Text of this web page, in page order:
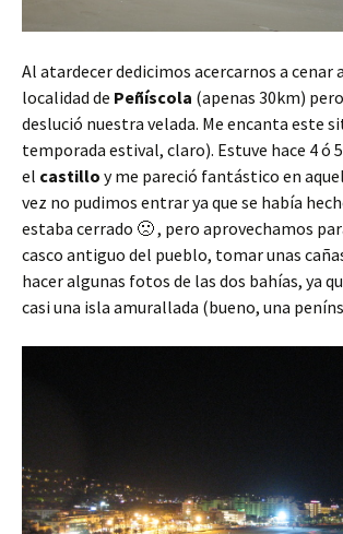
Al atardecer dedicimos acercarnos a cenar
localidad de Peñíscola (apenas 30km)
deslució nuestra velada. Me encanta este
temporada estival, claro). Estuve hace 4 ó
el castillo y me pareció fantástico en
vez no pudimos entrar ya que se había
estaba cerrado 🙁 , pero aprovechamos
casco antiguo del pueblo, tomar unas
hacer algunas fotos de las dos bahías, ya
casi una isla amurallada (bueno, una